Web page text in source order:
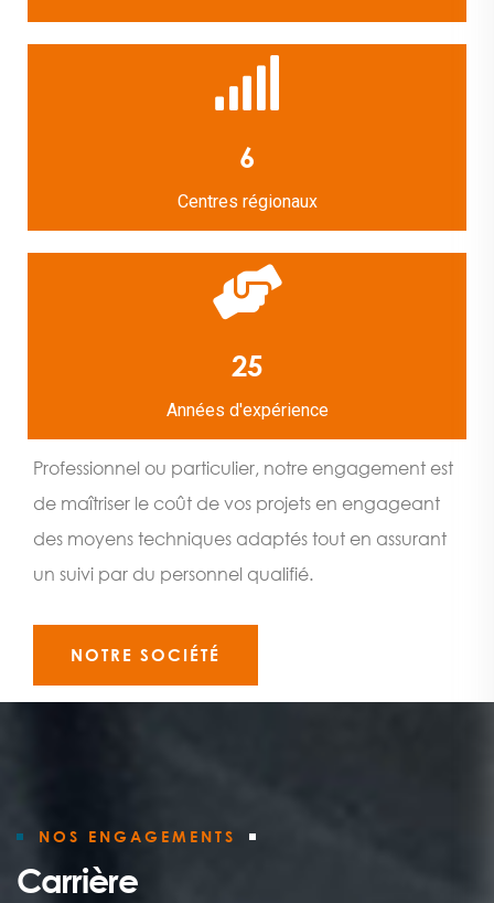
6
Centres régionaux
25
Années d'expérience
Professionnel ou particulier, notre engagement est
de maîtriser le coût de vos projets en engageant
des moyens techniques adaptés tout en assurant
un suivi par du personnel qualifié.
NOTRE SOCIÉTÉ
NOS ENGAGEMENTS
Carrière